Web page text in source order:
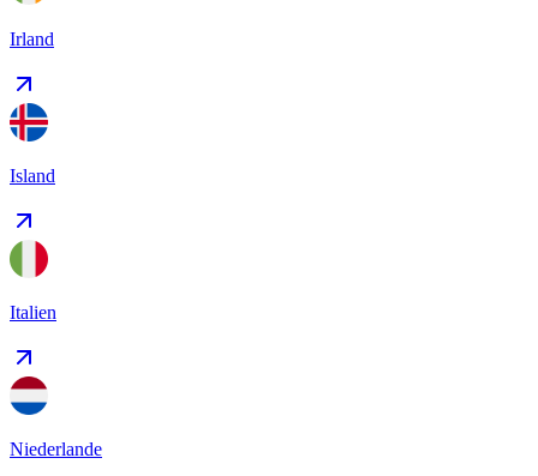
Irland
Island
Italien
Niederlande